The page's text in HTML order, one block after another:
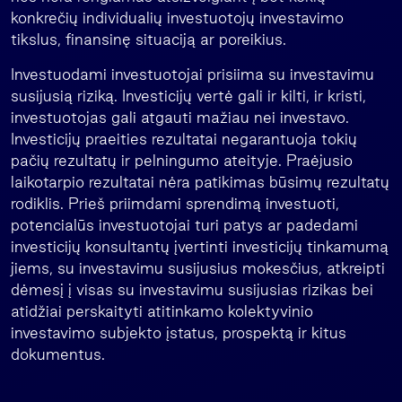
konkrečių individualių investuotojų investavimo
tikslus, finansinę situaciją ar poreikius.
Investuodami investuotojai prisiima su investavimu
susijusią riziką. Investicijų vertė gali ir kilti, ir kristi,
investuotojas gali atgauti mažiau nei investavo.
Investicijų praeities rezultatai negarantuoja tokių
pačių rezultatų ir pelningumo ateityje. Praėjusio
laikotarpio rezultatai nėra patikimas būsimų rezultatų
rodiklis. Prieš priimdami sprendimą investuoti,
potencialūs investuotojai turi patys ar padedami
investicijų konsultantų įvertinti investicijų tinkamumą
jiems, su investavimu susijusius mokesčius, atkreipti
dėmesį į visas su investavimu susijusias rizikas bei
atidžiai perskaityti atitinkamo kolektyvinio
investavimo subjekto įstatus, prospektą ir kitus
dokumentus.